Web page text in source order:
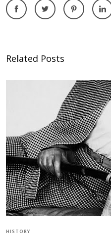
Related Posts
HISTORY